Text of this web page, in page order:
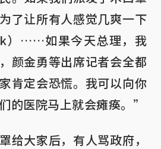
了让所有人感觉几爽一下
）……如果今天总理，我
颜金勇等出席记者会全都
肯定会恐慌。我可以向你
的医院马上就会瘫痪。”
给大家后，有人骂政府，